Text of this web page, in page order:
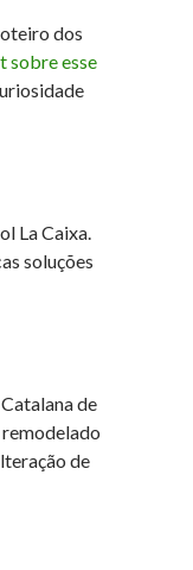
dos
sobre esse
La Caixa.
soluções
de
de